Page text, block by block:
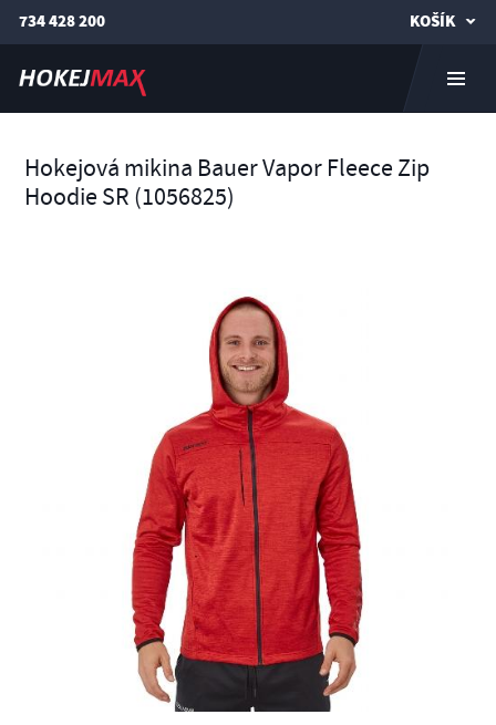
734 428 200 KOŠÍK
Hokejová mikina Bauer Vapor Fleece Zip
Hoodie SR (1056825)